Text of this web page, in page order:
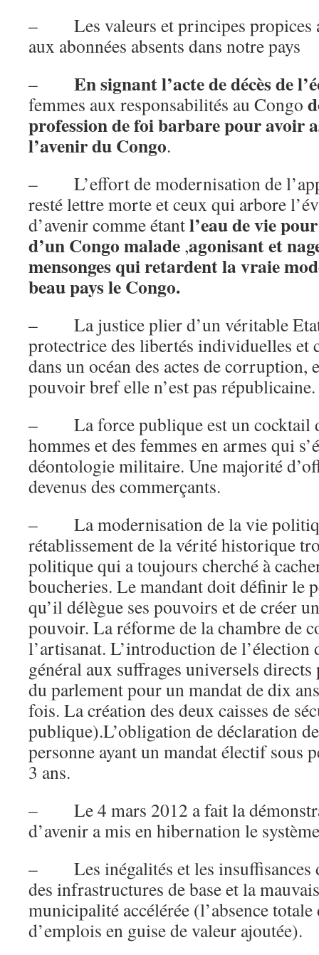
– Les valeurs et principes propices
aux abonnées absents dans notre pays
– En signant l’acte de décès de
femmes aux responsabilités au Congo
profession de foi barbare pour avoir
l’avenir du Congo.
– L’effort de modernisation de
resté lettre morte et ceux qui arbore
d’avenir comme étantl’eau de vie
d’un Congo malade ,agonisant et
mensonges qui retardent la vraie
beau pays le Congo.
– La justice plier d’un véritable Etat
protectrice des libertés individuelles et
dans un océan des actes de corruption,
pouvoir bref elle n’est pas républicaine.
– La force publique est un cocktail
hommes et des femmes en armes qui
déontologie militaire. Une majorité
devenus des commerçants.
– La modernisation de la vie
rétablissement de la vérité historique
politique qui a toujours cherché à
boucheries. Le mandant doit définir le
qu’il délègue ses pouvoirs et de créer
pouvoir. La réforme de la chambre de
l’artisanat. L’introduction de l’élection
général aux suffrages universels
du parlement pour un mandat de dix
fois. La création des deux caisses de
publique).L’obligation de déclaration
personne ayant un mandat électif sous
3 ans.
– Le 4 mars 2012 a fait la
d’avenir a mis en hibernation le
– Les inégalités et les insuffisances
des infrastructures de base et la
municipalité accélérée (l’absence
d’emplois en guise de valeur ajoutée).